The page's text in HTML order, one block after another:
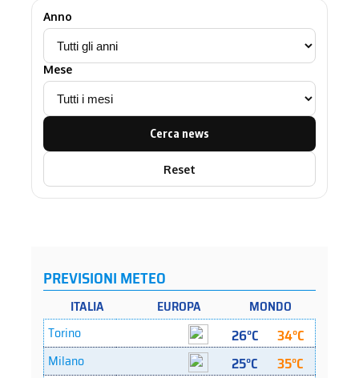
Anno
Mese
Cerca news
Reset